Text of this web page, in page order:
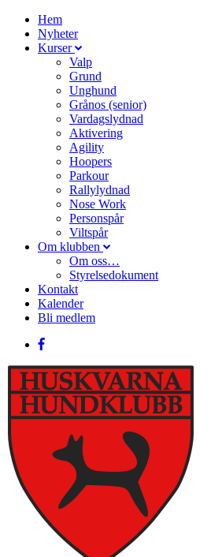
Hem
Nyheter
Kurser
Valp
Grund
Unghund
Grånos (senior)
Vardagslydnad
Aktivering
Agility
Hoopers
Parkour
Rallylydnad
Nose Work
Personspår
Viltspår
Om klubben
Om oss…
Styrelsedokument
Kontakt
Kalender
Bli medlem